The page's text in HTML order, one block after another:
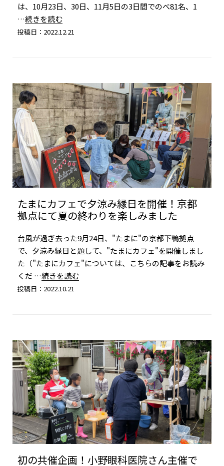
は、10月23日、30日、11月5日の3日間でのべ81名、1
…続きを読む
投稿日：2022.12.21
たまにカフェで夕涼み縁日を開催！京都
拠点にて夏の終わりを楽しみました
台風が過ぎ去った9月24日、"たまに"の京都下鴨拠点
で、夕涼み縁日と題して、"たまにカフェ"を開催しまし
た（"たまにカフェ"については、こちらの記事をお読み
くだ …続きを読む
投稿日：2022.10.21
初の共催企画！小野眼科医院さん主催で